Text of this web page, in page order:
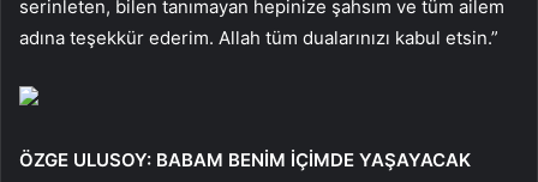
serinleten, bilen tanımayan hepinize şahsım ve tüm ailem
adına teşekkür ederim. Allah tüm dualarınızı kabul etsin.”
ÖZGE ULUSOY: BABAM BENİM İÇİMDE YAŞAYACAK